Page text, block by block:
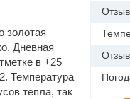
золотая
Дневная
в +25
Температура
тепла, так